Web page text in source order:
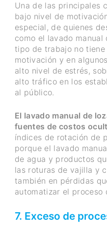
Una de las principales
bajo nivel de
especial, de quienes
como el lavado
tipo de trabajo no
motivación y en
alto nivel de estrés,
alto tráfico en los
al público.
El lavado manual de
fuentes de costos
índices de rotación de
porque el lavado
de agua y productos
las roturas de vajilla y
también en pérdidas
automatizar el proceso
7. Exceso de